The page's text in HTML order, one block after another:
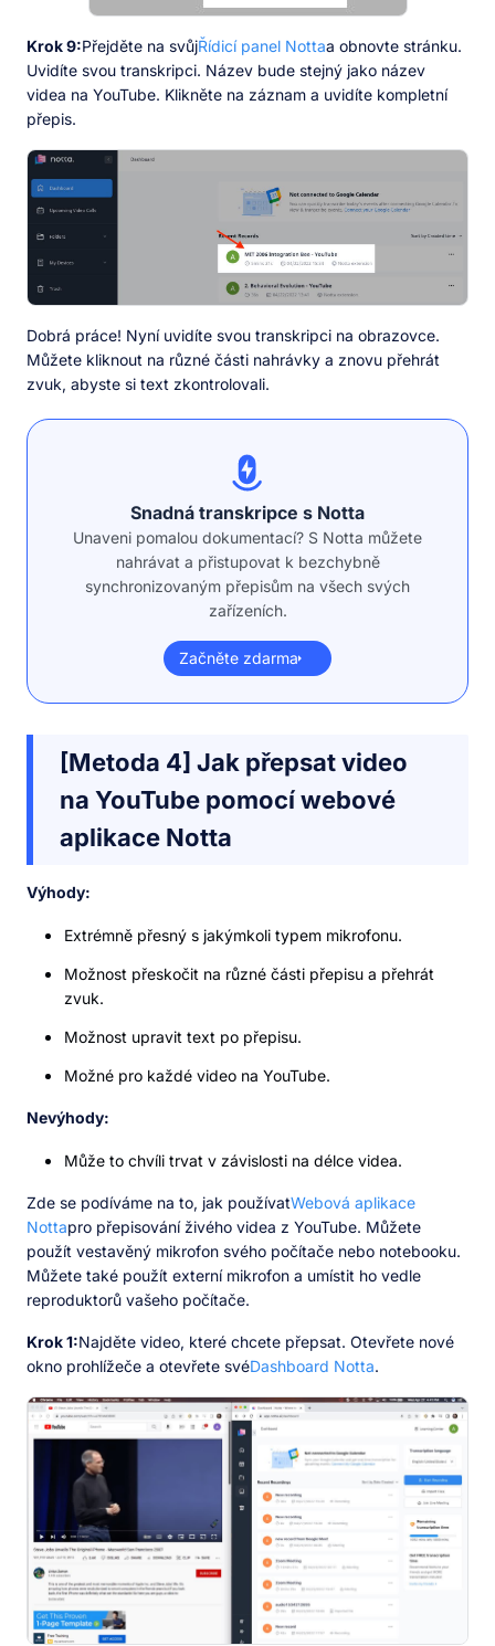
Krok 9:Přejděte na svůjŘídicí panel Nottaa obnovte stránku.
Uvidíte svou transkripci. Název bude stejný jako název
videa na YouTube. Klikněte na záznam a uvidíte kompletní
přepis.
Dobrá práce! Nyní uvidíte svou transkripci na obrazovce.
Můžete kliknout na různé části nahrávky a znovu přehrát
zvuk, abyste si text zkontrolovali.
Snadná transkripce s Notta
Unaveni pomalou dokumentací? S Notta můžete
nahrávat a přistupovat k bezchybně
synchronizovaným přepisům na všech svých
zařízeních.
Začněte zdarma
[Metoda 4] Jak přepsat video
na YouTube pomocí webové
aplikace Notta
Výhody:
Extrémně přesný s jakýmkoli typem mikrofonu.
Možnost přeskočit na různé části přepisu a přehrát
zvuk.
Možnost upravit text po přepisu.
Možné pro každé video na YouTube.
Nevýhody:
Může to chvíli trvat v závislosti na délce videa.
Zde se podíváme na to, jak používatWebová aplikace
Nottapro přepisování živého videa z YouTube. Můžete
použít vestavěný mikrofon svého počítače nebo notebooku.
Můžete také použít externí mikrofon a umístit ho vedle
reproduktorů vašeho počítače.
Krok 1:Najděte video, které chcete přepsat. Otevřete nové
okno prohlížeče a otevřete svéDashboard Notta.